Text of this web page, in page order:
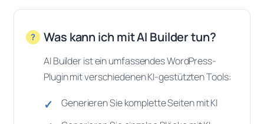
Was kann ich mit AI Builder tun?
AI Builder ist ein umfassendes WordPress-
Plugin mit verschiedenen KI-gestützten Tools:
Generieren Sie komplette Seiten mit KI